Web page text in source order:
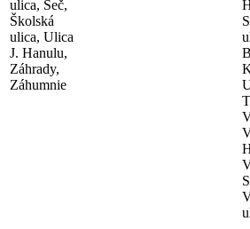
ulica, Seč,
Školská
ulica, Ulica
J. Hanulu,
Záhrady,
Záhumnie